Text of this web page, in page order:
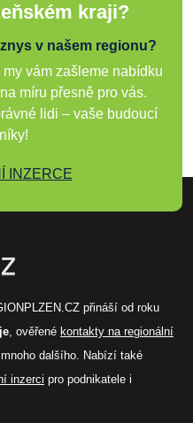
kraji?
v našem regionu?
vám zašleme nabídku
míru přesně pro vás.
lidi – vaše budoucí
INZERCE
přináší od roku
, ověřené kontakty na regionální
dalšího. Nabízí také
inzerci pro podnikatele i